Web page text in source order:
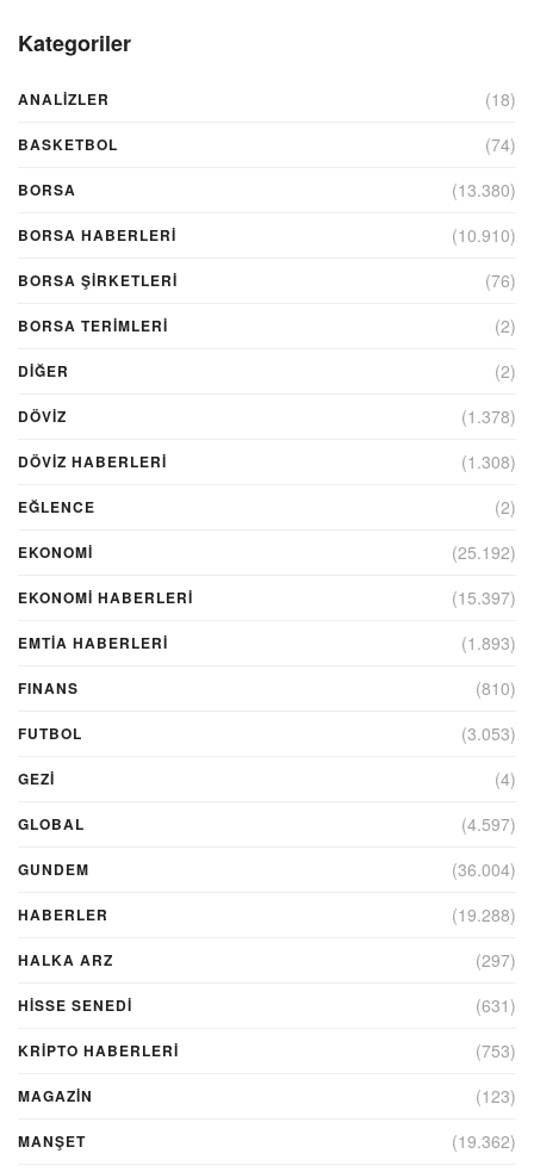
Kategoriler
ANALIZLER (18)
BASKETBOL (74)
BORSA (13.380)
BORSA HABERLERI (10.910)
BORSA ŞIRKETLERI (76)
BORSA TERIMLERI (2)
DIĞER (2)
DÖVİZ (1.378)
DÖVIZ HABERLERI (1.308)
EĞLENCE (2)
EKONOMİ (25.192)
EKONOMI HABERLERI (15.397)
EMTIA HABERLERI (1.893)
FINANS (810)
FUTBOL (3.053)
GEZI (4)
GLOBAL (4.597)
GUNDEM (36.004)
HABERLER (19.288)
HALKA ARZ (297)
HİSSE SENEDİ (631)
KRIPTO HABERLERI (753)
MAGAZİN (123)
MANŞET (19.362)